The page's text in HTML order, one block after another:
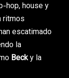
hop, house y
ritmos
escatimado
la
Becky la